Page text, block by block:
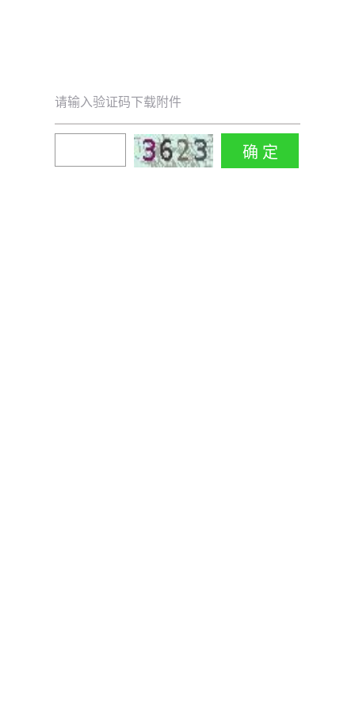
请输入验证码下载附件